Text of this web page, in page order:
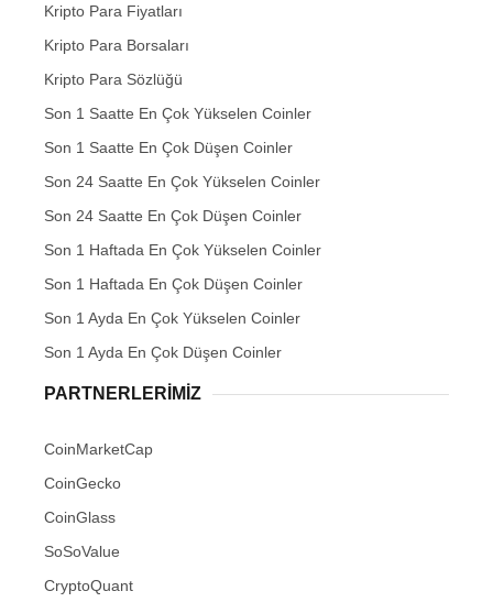
Kripto Para Fiyatları
Kripto Para Borsaları
Kripto Para Sözlüğü
Son 1 Saatte En Çok Yükselen Coinler
Son 1 Saatte En Çok Düşen Coinler
Son 24 Saatte En Çok Yükselen Coinler
Son 24 Saatte En Çok Düşen Coinler
Son 1 Haftada En Çok Yükselen Coinler
Son 1 Haftada En Çok Düşen Coinler
Son 1 Ayda En Çok Yükselen Coinler
Son 1 Ayda En Çok Düşen Coinler
PARTNERLERIMIZ
CoinMarketCap
CoinGecko
CoinGlass
SoSoValue
CryptoQuant